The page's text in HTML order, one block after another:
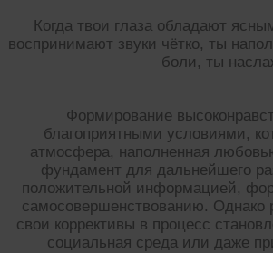
Когда твои глаза обладают
воспринимают звуки чётко, ты
боли, ты
Формирование
благоприятными условиями,
атмосфера, наполненная
фундамент для дальнейшего
положительной информацией,
самосовершенствованию. Однако
свои коррективы в процесс
социальная среда или даже